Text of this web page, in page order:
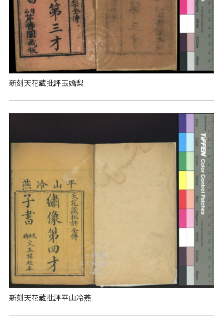
新刻天花藏批評玉嬌梨
新刻天花藏批評平山冷燕